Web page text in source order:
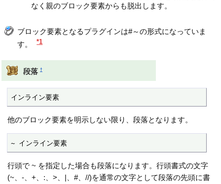
なく親のブロック要素からも脱出します。
ブロック要素となるプラグインは#～の形式になっていま
す。
*1
段落 †
インライン要素
他のブロック要素を明示しない限り、段落となります。
~ インライン要素
行頭で ~ を指定した場合も段落になります。行頭書式の文字
(~、-、+、:、>、|、#、//)を通常の文字として段落の先頭に書